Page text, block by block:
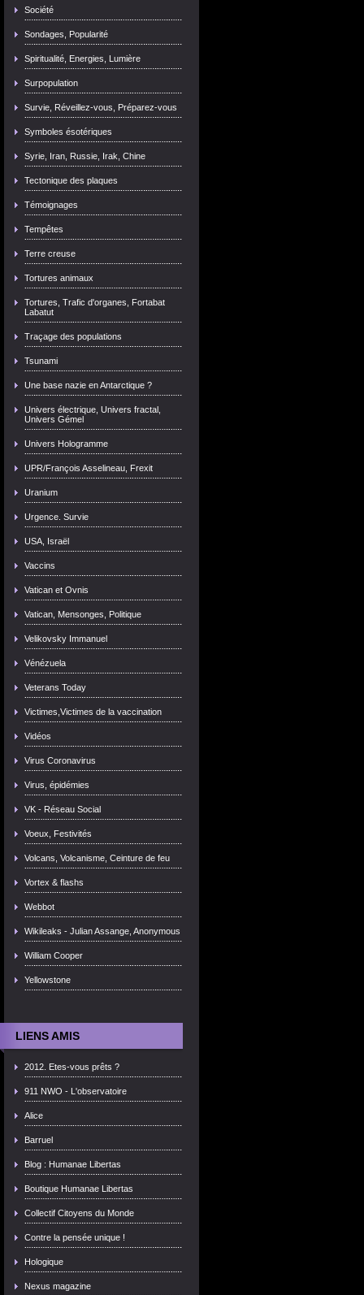
Société
Sondages, Popularité
Spiritualité, Energies, Lumière
Surpopulation
Survie, Réveillez-vous, Préparez-vous
Symboles ésotériques
Syrie, Iran, Russie, Irak, Chine
Tectonique des plaques
Témoignages
Tempêtes
Terre creuse
Tortures animaux
Tortures, Trafic d'organes, Fortabat
Labatut
Traçage des populations
Tsunami
Une base nazie en Antarctique ?
Univers électrique, Univers fractal,
Univers Gémel
Univers Hologramme
UPR/François Asselineau, Frexit
Uranium
Urgence. Survie
USA, Israël
Vaccins
Vatican et Ovnis
Vatican, Mensonges, Politique
Velikovsky Immanuel
Vénézuela
Veterans Today
Victimes,Victimes de la vaccination
Vidéos
Virus Coronavirus
Virus, épidémies
VK - Réseau Social
Voeux, Festivités
Volcans, Volcanisme, Ceinture de feu
Vortex & flashs
Webbot
Wikileaks - Julian Assange, Anonymous
William Cooper
Yellowstone
LIENS AMIS
2012. Etes-vous prêts ?
911 NWO - L'observatoire
Alice
Barruel
Blog : Humanae Libertas
Boutique Humanae Libertas
Collectif Citoyens du Monde
Contre la pensée unique !
Hologique
Nexus magazine